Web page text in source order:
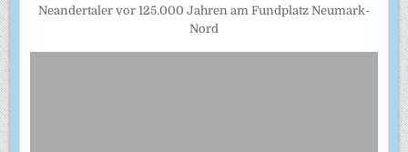
Neandertaler vor 125.000 Jahren am Fundplatz Neumark-
Nord